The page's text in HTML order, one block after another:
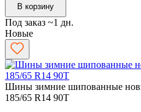
В корзину
Под заказ ~1 дн.
Новые
Шины зимние шипованные
185/65 R14 90T